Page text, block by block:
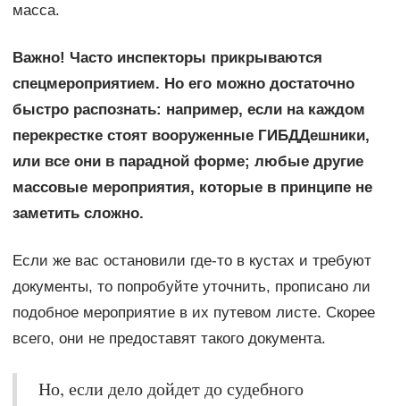
масса.
Важно! Часто инспекторы прикрываются
спецмероприятием. Но его можно достаточно
быстро распознать: например, если на каждом
перекрестке стоят вооруженные ГИБДДешники,
или все они в парадной форме; любые другие
массовые мероприятия, которые в принципе не
заметить сложно.
Если же вас остановили где-то в кустах и требуют
документы, то попробуйте уточнить, прописано ли
подобное мероприятие в их путевом листе. Скорее
всего, они не предоставят такого документа.
Но, если дело дойдет до судебного